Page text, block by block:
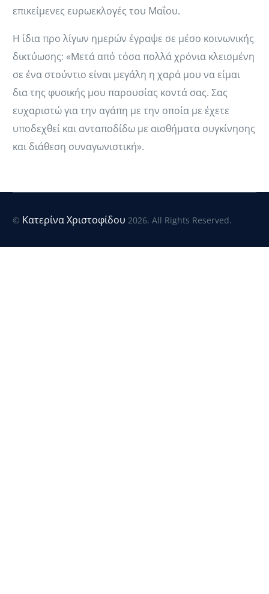
επικείμενες ευρωεκλογές του Μαΐου.
Η ίδια προ λίγων ημερών έγραψε σε μέσο κοινωνικής
δικτύωσης: «Μετά από τόσα πολλά χρόνια κλεισμένη
σε ένα στούντιο είναι μεγάλη η χαρά μου να είμαι
δια της φυσικής μου παρουσίας κοντά σας. Σας
ευχαριστώ για την αγάπη με την οποία με έχετε
υποδεχθεί και ανταποδίδω με αισθήματα συγκίνησης
και διάθεση συναγωνιστική».
© Κατερίνα Χριστοφίδου 2026. All Rights Reserved.